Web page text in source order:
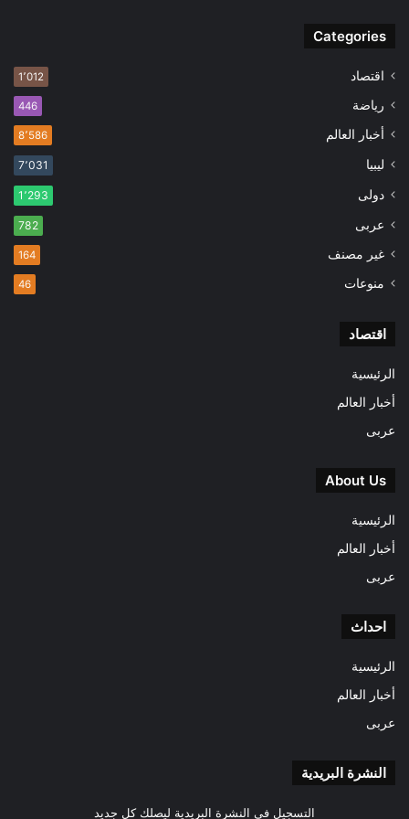
Categories
اقتصاد 1٬012
رياضة 446
أخبار العالم 8٬586
ليبيا 7٬031
دولى 1٬293
عربى 782
غير مصنف 164
منوعات 46
اقتصاد
الرئيسية
أخبار العالم
عربى
About Us
الرئيسية
أخبار العالم
عربى
احداث
الرئيسية
أخبار العالم
عربى
النشرة البريدية
التسجيل فى النشرة البريدية ليصلك كل جديد